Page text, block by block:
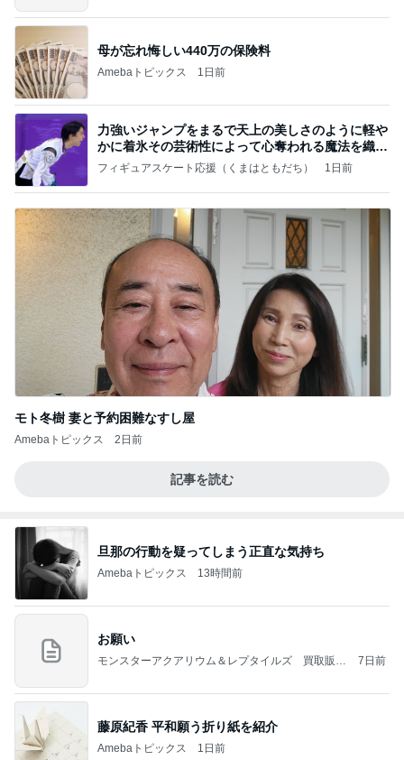
母が忘れ悔しい440万の保険料
Amebaトピックス 1日前
力強いジャンプをまるで天上の美しさのように軽や
かに着氷その芸術性によって心奪われる魔法を織り
なす
フィギュアスケート応援（くまはともだち） 1日前
モト冬樹 妻と予約困難なすし屋
Amebaトピックス 2日前
記事を読む
旦那の行動を疑ってしまう正直な気持ち
Amebaトピックス 13時間前
お願い
モンスターアクアリウム＆レプタイルズ 買取販売
7日前
藤原紀香 平和願う折り紙を紹介
Amebaトピックス 1日前